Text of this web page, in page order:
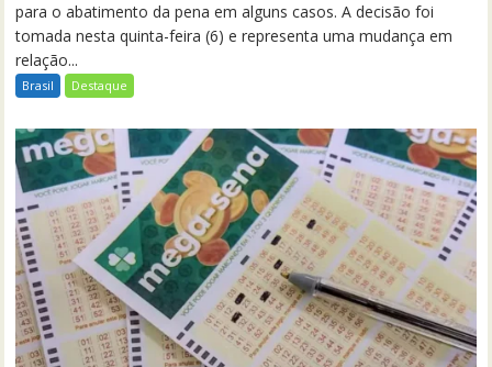
para o abatimento da pena em alguns casos. A decisão foi
tomada nesta quinta-feira (6) e representa uma mudança em
relação...
Brasil Destaque